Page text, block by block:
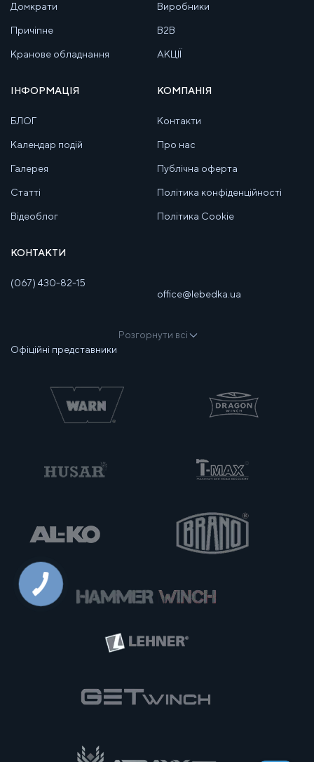
Домкрати
Причіпне
Кранове обладнання
Виробники
B2B
АКЦІЇ
ІНФОРМАЦІЯ
БЛОГ
Календар подій
Галерея
Статті
Відеоблог
КОМПАНІЯ
Контакти
Про нас
Публічна оферта
Політика конфіденційності
Політика Cookie
КОНТАКТИ
(067) 430-82-15
office@lebedka.ua
Розгорнути всі
Офіційні представники